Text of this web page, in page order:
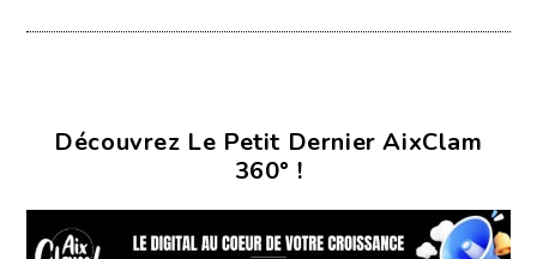
Découvrez Le Petit Dernier AixClam
360° !